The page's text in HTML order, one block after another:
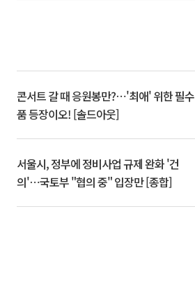
콘서트 갈 때 응원봉만?⋯'최애' 위한 필수
품 등장이오! [솔드아웃]
서울시, 정부에 정비사업 규제 완화 '건
의'⋯국토부 "협의 중" 입장만 [종합]